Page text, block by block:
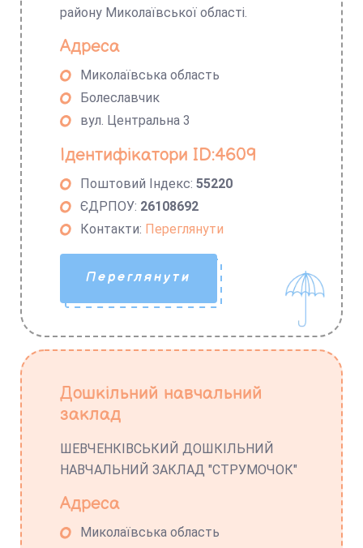
району Миколаївської області.
Адреса
Миколаївська область
Болеславчик
вул. Центральна 3
Ідентифікатори ID:4609
Поштовий Індекс:55220
ЄДРПОУ: 26108692
Контакти: Переглянути
Переглянути
Дошкільний навчальний
заклад
ШЕВЧЕНКІВСЬКИЙ ДОШКІЛЬНИЙ
НАВЧАЛЬНИЙ ЗАКЛАД "СТРУМОЧОК"
Адреса
Миколаївська область